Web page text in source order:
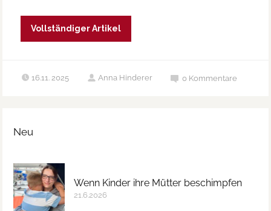
Vollständiger Artikel
16.11. 2025 Anna Hinderer 0 Kommentare
Neu
Wenn Kinder ihre Mütter beschimpfen
21.6.2026